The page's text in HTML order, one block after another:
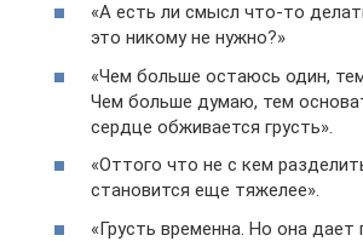
«А есть ли смысл что-то
это никому не нужно?»
«Чем больше остаюсь один,
Чем больше думаю, тем
сердце обживается грусть».
«Оттого что не с кем
становится еще тяжелее».
«Грусть временна. Но она дает